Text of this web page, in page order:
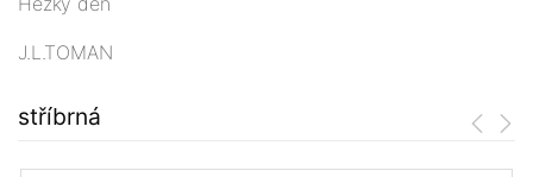
J.L.TOMAN
stříbrná